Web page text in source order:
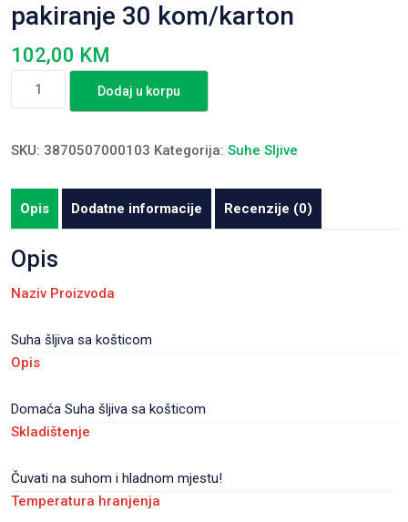
pakiranje 30 kom/karton
102,00 KM
Suha
košticom
g.,
pakiranje
30
kom/karton
količina
Dodaj u korpu
SKU: 3870507000103 Kategorija: Suhe Sljive
Opis Dodatne informacije Recenzije (0)
Opis
Naziv Proizvoda
Suha šljiva sa košticom
Opis
Domaća Suha šljiva sa košticom
Skladištenje
Čuvati na suhom i hladnom mjestu!
Temperatura hranjenja